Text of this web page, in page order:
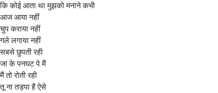
कि कोई आता था मुझको मनाने कभी
आज आया नहीं
चुप कराया नहीं
गले लगाया नहीं
सबसे छुपती रही
जा के पनघट पे मैं
मैं तो रोती रही
तू ना तड़पा है ऐसे